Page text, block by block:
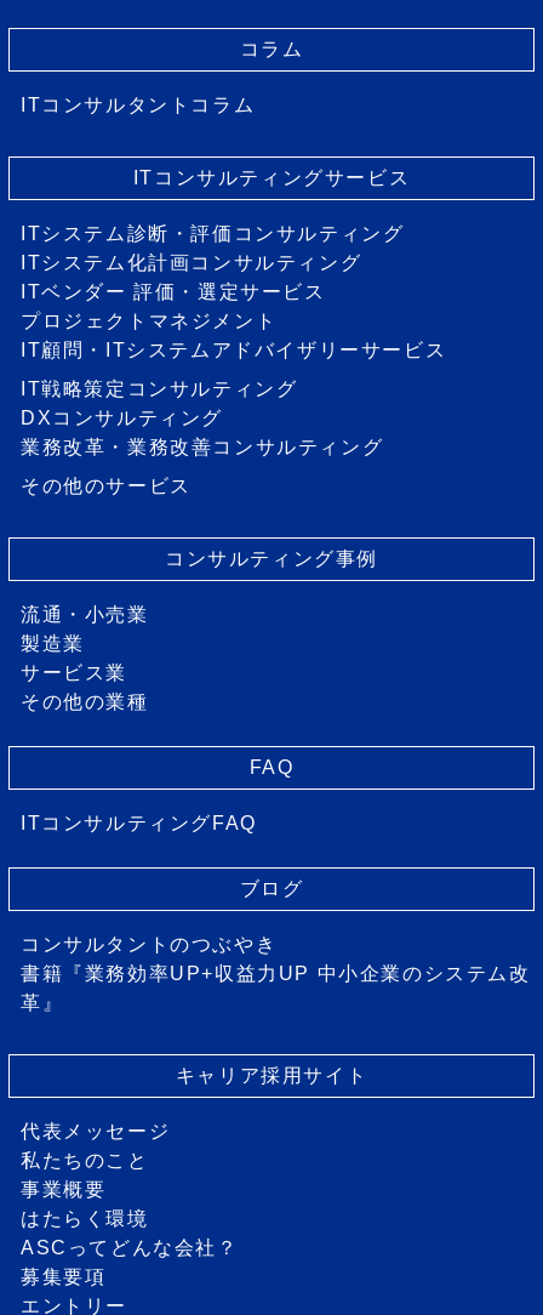
コラム
ITコンサルタントコラム
ITコンサルティングサービス
ITシステム診断・評価コンサルティング
ITシステム化計画コンサルティング
ITベンダー 評価・選定サービス
プロジェクトマネジメント
IT顧問・ITシステムアドバイザリーサービス
IT戦略策定コンサルティング
DXコンサルティング
業務改革・業務改善コンサルティング
その他のサービス
コンサルティング事例
流通・小売業
製造業
サービス業
その他の業種
FAQ
ITコンサルティングFAQ
ブログ
コンサルタントのつぶやき
書籍『業務効率UP+収益力UP 中小企業のシステム改
革』
キャリア採用サイト
代表メッセージ
私たちのこと
事業概要
はたらく環境
ASCってどんな会社？
募集要項
エントリー